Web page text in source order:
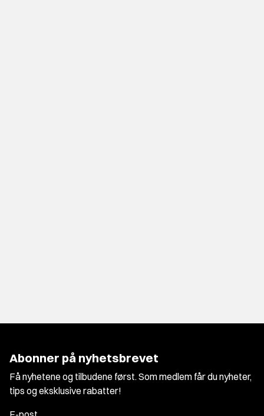
Abonner på nyhetsbrevet
Få nyhetene og tilbudene først. Som medlem får du nyheter,
tips og eksklusive rabatter!